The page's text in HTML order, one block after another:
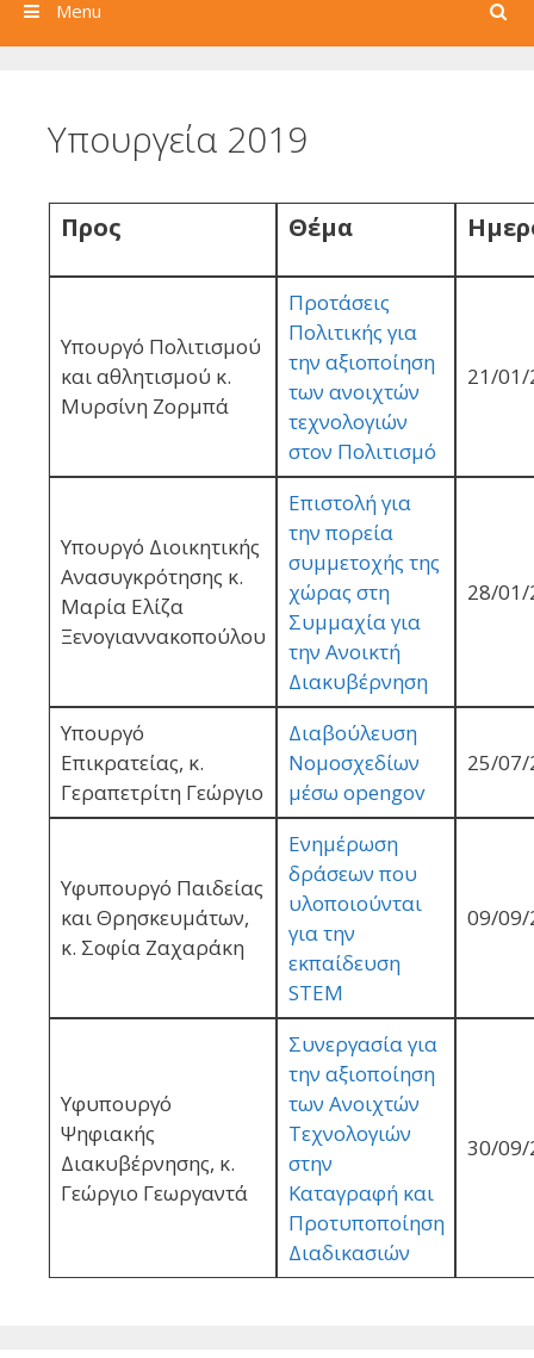
Search
Menu
Υπουργεία 2019
Προς Θέμα
Υπουργό Πολιτισμού
και αθλητισμού κ.
Μυρσίνη Ζορμπά
Προτάσεις
Πολιτικής για
την αξιοποίηση
των ανοιχτών
τεχνολογιών
στον Πολιτισμό
21/01/
Υπουργό Διοικητικής
Ανασυγκρότησης κ.
Μαρία Ελίζα
Ξενογιαννακοπούλου
Επιστολή για
την πορεία
συμμετοχής της
χώρας στη
Συμμαχία για
την Ανοικτή
Διακυβέρνηση
28/01/
Υπουργό
Επικρατείας, κ.
Γεραπετρίτη Γεώργιο
Διαβούλευση
Νομοσχεδίων
μέσω οpengov
25/07/
Υφυπουργό Παιδείας
και Θρησκευμάτων,
κ. Σοφία Ζαχαράκη
Ενημέρωση
δράσεων που
υλοποιούνται
για την
εκπαίδευση
STEM
09/09/
Υφυπουργό
Ψηφιακής
Διακυβέρνησης, κ.
Γεώργιο Γεωργαντά
Συνεργασία για
την αξιοποίηση
των Ανοιχτών
Τεχνολογιών
στην
Καταγραφή και
Προτυποποίηση
Διαδικασιών
30/09/